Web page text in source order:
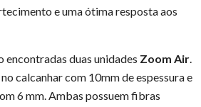
e uma ótima resposta aos
encontradas duas unidades Zoom Air.
calcanhar com 10mm de espessura e
6 mm. Ambas possuem fibras